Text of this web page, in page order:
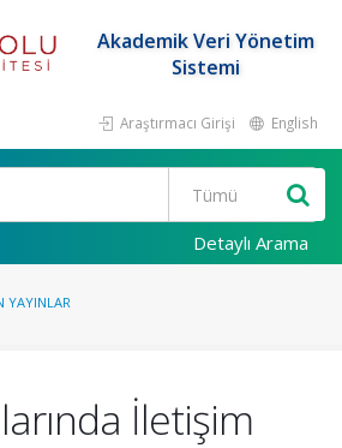
Akademik Veri Yönetim
Sistemi
Araştırmacı Girişi English
Detaylı Arama
YAYINLAR
İletişim